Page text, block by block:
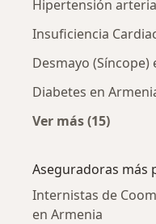
Hipertensión
Insuficiencia
Desmayo (Síncope)
Diabetes en
Ver más (15)
Aseguradoras más
Internistas de
en Armenia